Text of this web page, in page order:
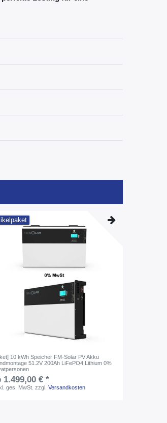
10 kWh Speicher FM-Solar PV Akku
51.2V 200Ah LiFePO4 Lithium 0%
1.499,00 € *
ges. MwSt. zzgl.Versandkosten